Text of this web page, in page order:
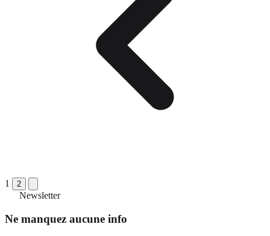
1 2
Newsletter
Ne manquez aucune info